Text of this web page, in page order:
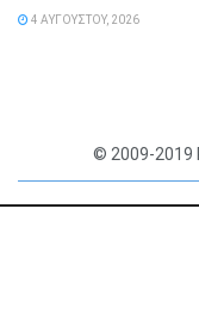
4 ΑΥΓΟΎΣΤΟΥ, 2026
© 2009-2019